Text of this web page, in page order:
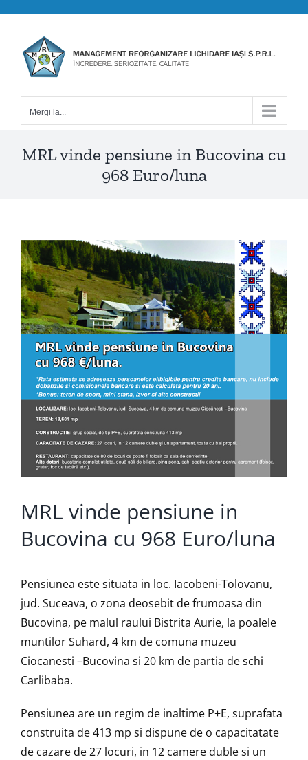
content
Mergi la...
MRL vinde pensiune in Bucovina cu
968 Euro/luna
View
Larger
Image
MRL vinde pensiune in
Bucovina cu 968 Euro/luna
Pensiunea este situata in loc. Iacobeni-Tolovanu,
jud. Suceava, o zona deosebit de frumoasa din
Bucovina, pe malul raului Bistrita Aurie, la poalele
muntilor Suhard, 4 km de comuna muzeu
Ciocanesti –Bucovina si 20 km de partia de schi
Carlibaba.
Pensiunea are un regim de inaltime P+E, suprafata
construita de 413 mp si dispune de o capacitatate
de cazare de 27 locuri, in 12 camere duble si un